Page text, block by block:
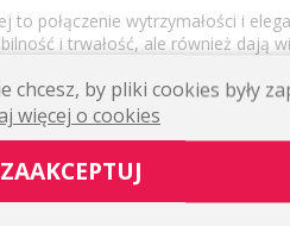
połączenie wytrzymałości i
i trwałość, ale również dają
końcówki wsporników oraz kółka z
idealnie dopasowanej do
stali nierdzewnej to nie tylko
który nada Twojemu wnętrzu
stanie się ozdobą Twojego
do przejrzenia działu
chcesz, by pliki cookies były
więcej o cookies
ZAAKCEPTUJ